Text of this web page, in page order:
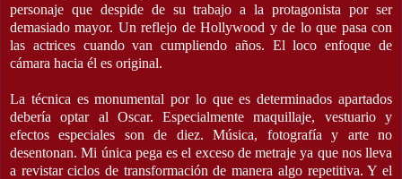
personaje que despide de su trabajo a la protagonista por ser
demasiado mayor. Un reflejo de Hollywood y de lo que pasa con
las actrices cuando van cumpliendo años. El loco enfoque de
cámara hacia él es original.
La técnica es monumental por lo que es determinados apartados
debería optar al Oscar. Especialmente maquillaje, vestuario y
efectos especiales son de diez. Música, fotografía y arte no
desentonan. Mi única pega es el exceso de metraje ya que nos lleva
a revistar ciclos de transformación de manera algo repetitiva. Y el